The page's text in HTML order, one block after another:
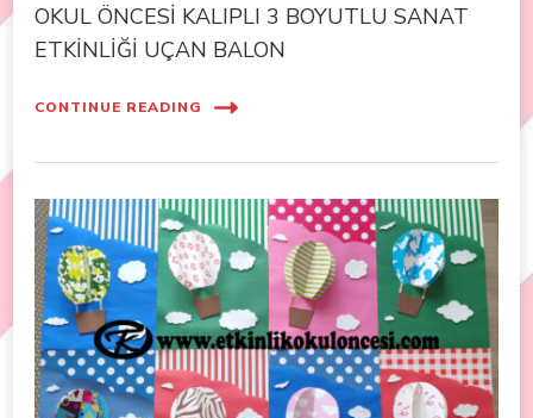
OKUL ÖNCESİ KALIPLI 3 BOYUTLU SANAT
ETKİNLİĞİ UÇAN BALON
CONTINUE READING